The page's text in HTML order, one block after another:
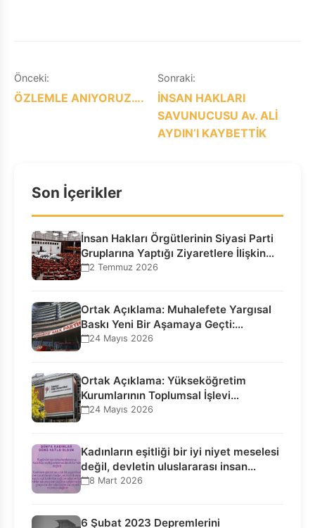
Yazı
gezinmesi
Önceki:
ÖZLEMLE ANIYORUZ….
Sonraki:
İNSAN HAKLARI
SAVUNUCUSU Av. ALİ
AYDIN’I KAYBETTİK
Son İçerikler
İnsan Hakları Örgütlerinin Siyasi Parti
Gruplarına Yaptığı Ziyaretlere İlişkin
Bilgilendirme…
2 Temmuz 2026
Ortak Açıklama: Muhalefete Yargısal
Baskı Yeni Bir Aşamaya Geçti:
Seçilmiş…
24 Mayıs 2026
Ortak Açıklama: Yükseköğretim
Kurumlarının Toplumsal İşlevi
Kurucularının Ticari Akıbetine
24 Mayıs 2026
Kadınların eşitliği bir iyi niyet meselesi
değil, devletin uluslararası insan…
8 Mart 2026
6 Şubat 2023 Depremlerini